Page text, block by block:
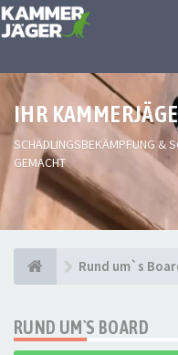
IHR
SCHÄDLINGSBEKÄMPFUNG &
GEMACHT
Rund um`s
RUND UM`S BOARD